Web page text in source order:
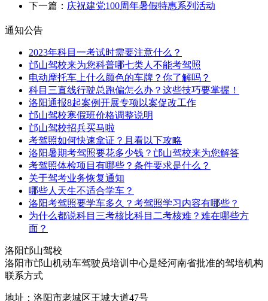
下一篇： 庆祝建党100周年暑假特惠系列活动
通知公告
2023年科目一考试时需要注意什么？
邙山驾校来为您科普哪七类人不能考驾照
电动摩托车上什么颜色的车牌？你了解吗？
科目三直线行驶总跑偏怎么办？这些技巧要掌握！
洛阳通报8起案例开展专项以案促改工作
邙山驾校寒假班价格调整说明
邙山驾校招兵买马啦
考驾照如何快速拿证？且看以下攻略
洛阳暑期考驾照要花多少钱？邙山驾校来为您解答
考驾照体检项目有哪些？条件要求是什么？
关于驾考业务恢复通知
哪些人天生不适合学车？
洛阳考驾照要学车多久？考驾照学习内容有哪些？
为什么都说科目三考核比科目二考核难？难在哪些方
面？
洛阳邙山驾校
洛阳市邙山机动车驾驶员培训中心是经河南省批准的驾培机构
联系方式
地址：洛阳市老城区王城大道47号